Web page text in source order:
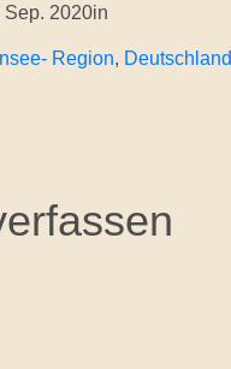
Sep. 2020in
Region, Deutschland